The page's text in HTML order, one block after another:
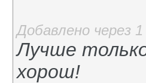
Добавлено через
Лучше
хорош!